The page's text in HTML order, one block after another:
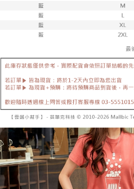
每筆NT$90，滿NT$999(含以上)免運費
【宇迅國際】限一般住址，不支援智能櫃